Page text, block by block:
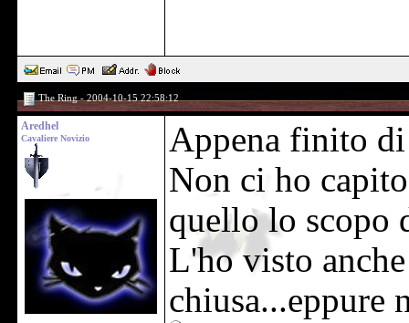
The Ring - 2004-10-15 22:58:12
Aredhel
Cavaliere Novizio
Appena finito
Non ci ho
quello lo scopo
L'ho visto
chiusa...eppure